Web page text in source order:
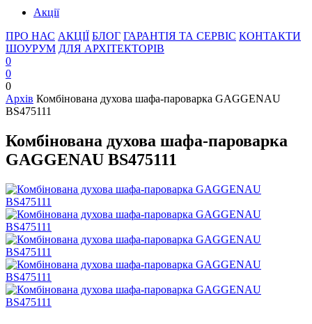
Акції
ПРО НАС АКЦІЇ БЛОГ ГАРАНТІЯ ТА СЕРВІС КОНТАКТИ
ШОУРУМ ДЛЯ АРХІТЕКТОРІВ
0
0
0
Архів Комбінована духова шафа-пароварка GAGGENAU
BS475111
Комбінована духова шафа-пароварка
GAGGENAU BS475111